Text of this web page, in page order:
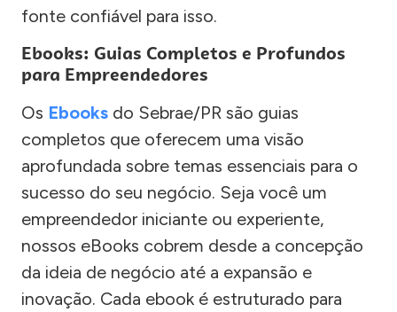
fonte confiável para isso.
Ebooks: Guias Completos e Profundos
para Empreendedores
Os Ebooks do Sebrae/PR são guias
completos que oferecem uma visão
aprofundada sobre temas essenciais para o
sucesso do seu negócio. Seja você um
empreendedor iniciante ou experiente,
nossos eBooks cobrem desde a concepção
da ideia de negócio até a expansão e
inovação. Cada ebook é estruturado para